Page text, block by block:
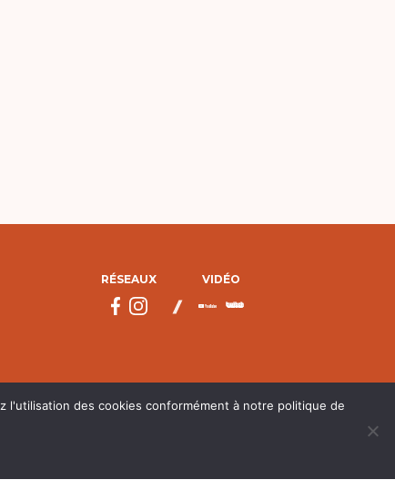
RÉSEAUX VIDÉO
réservés.
l'utilisation des cookies conformément à notre politique de